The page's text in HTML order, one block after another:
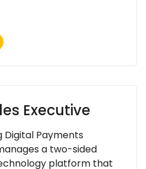
Executive
Digital Payments
a two-sided
platform that